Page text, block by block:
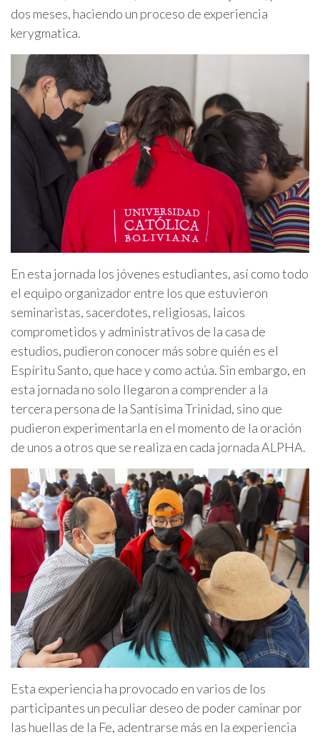
dos meses, haciendo un proceso de experiencia
kerygmatica.
En esta jornada los jóvenes estudiantes, así como todo
el equipo organizador entre los que estuvieron
seminaristas, sacerdotes, religiosas, laicos
comprometidos y administrativos de la casa de
estudios, pudieron conocer más sobre quién es el
Espíritu Santo, que hace y como actúa. Sin embargo, en
esta jornada no solo llegaron a comprender a la
tercera persona de la Santísima Trinidad, sino que
pudieron experimentarla en el momento de la oración
de unos a otros que se realiza en cada jornada ALPHA.
Esta experiencia ha provocado en varios de los
participantes un peculiar deseo de poder caminar por
las huellas de la Fe, adentrarse más en la experiencia